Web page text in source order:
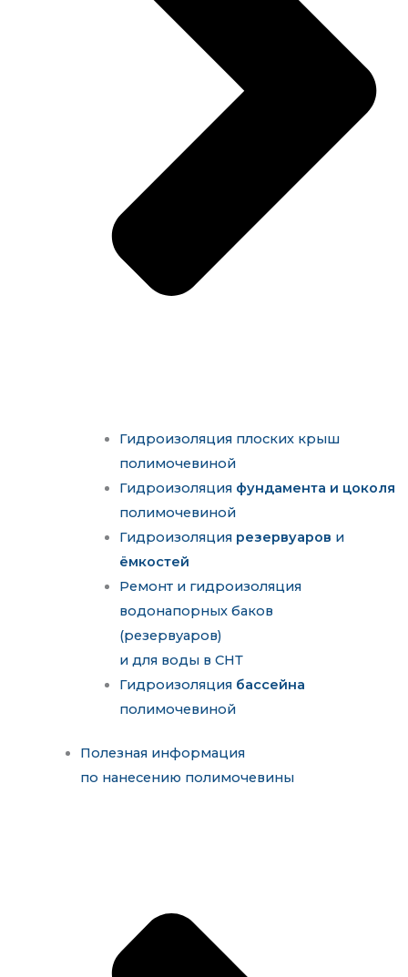
Гидроизоляция плоских крыш
полимочевиной
Гидроизоляция фундамента и цоколя
полимочевиной
Гидроизоляция резервуаров и
ёмкостей
Ремонт и гидроизоляция
водонапорных баков
(резервуаров)
и для воды в СНТ
Гидроизоляция бассейна
полимочевиной
Полезная информация
по нанесению полимочевины